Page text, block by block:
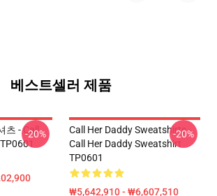
베스트셀러 제품
츠 - Call
-20%
Call Her Daddy Sweatshirts -
Call Her Daddy Sweatshirt
TP0601
₩5,642,910 - ₩6,607,510
-20%